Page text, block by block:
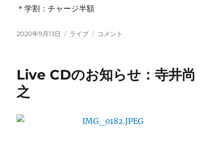
＊学割：チャージ半額
投
2020年9月13日
カ
ー
ライブ
今
案
(土)
コメント
Live CDのお知らせ：寺井尚
之